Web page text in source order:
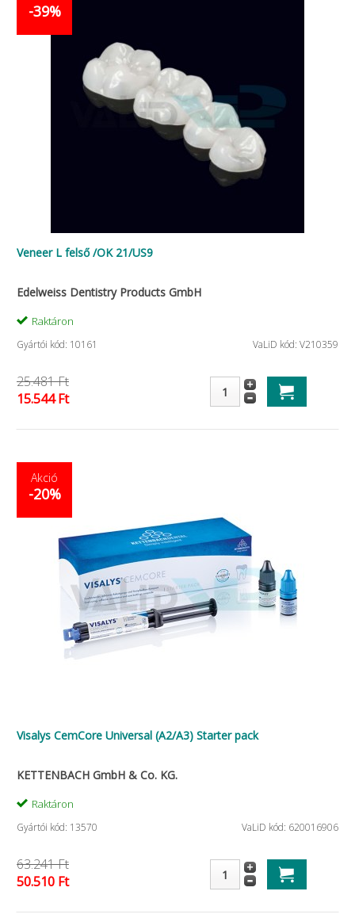
-39%
Veneer L felső /OK 21/US9
Edelweiss Dentistry Products GmbH
Raktáron
Gyártói kód: 10161 VaLiD kód: V210359
25.481 Ft
15.544 Ft
Akció
-20%
Visalys CemCore Universal (A2/A3) Starter pack
KETTENBACH GmbH & Co. KG.
Raktáron
Gyártói kód: 13570 VaLiD kód: 620016906
63.241 Ft
50.510 Ft